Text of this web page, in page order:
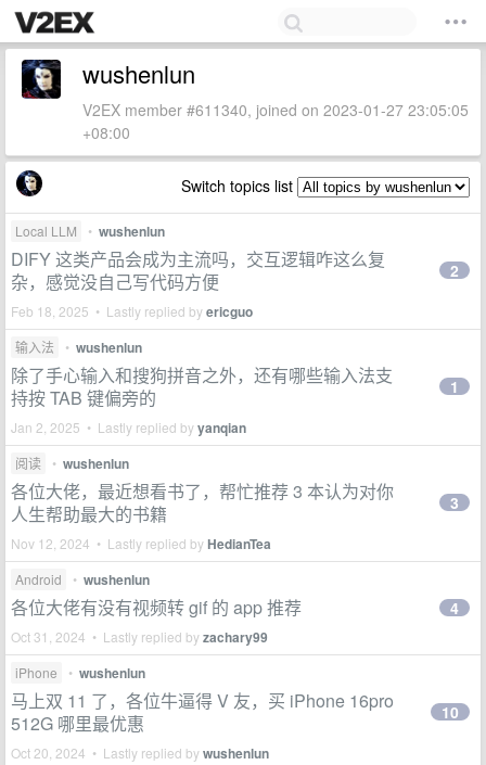
wushenlun
V2EX member #611340, joined on 2023-01-27 23:05:05
+08:00
Switch topics list
Local LLM • wushenlun
DIFY 这类产品会成为主流吗，交互逻辑咋这么复
杂，感觉没自己写代码方便
Feb 18, 2025 • Lastly replied byericguo
2
输入法 • wushenlun
除了手心输入和搜狗拼音之外，还有哪些输入法支
持按 TAB 键偏旁的
Jan 2, 2025 • Lastly replied byyanqian
1
阅读 • wushenlun
各位大佬，最近想看书了，帮忙推荐 3 本认为对你
人生帮助最大的书籍
Nov 12, 2024 • Lastly replied byHedianTea
3
Android • wushenlun
各位大佬有没有视频转 gif 的 app 推荐
Oct 31, 2024 • Lastly replied byzachary99
4
iPhone • wushenlun
马上双 11 了，各位牛逼得 V 友，买 iPhone 16pro
512G 哪里最优惠
Oct 20, 2024 • Lastly replied bywushenlun
10